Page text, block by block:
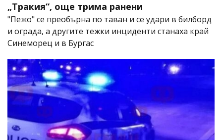
„Тракия“, още трима ранени
"Пежо" се преобърна по таван и се удари в билборд
и ограда, а другите тежки инциденти станаха край
Синеморец и в Бургас